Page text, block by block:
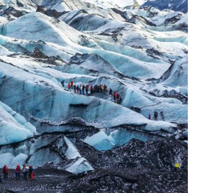
heldere regenboog in de
nevel!